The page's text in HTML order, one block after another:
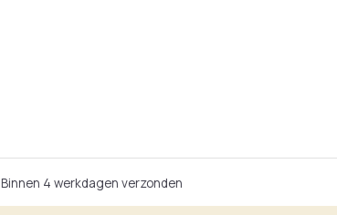
Binnen 4 werkdagen verzonden